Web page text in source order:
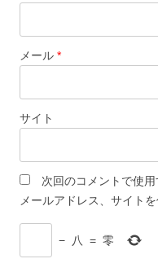
メール *
サイト
次回のコメントで使
メールアドレス、サイトを
− 八 = 零